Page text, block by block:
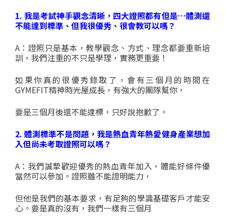
1. 我是考試神手觀念清晰，四大證照都有但是…體測還
不能達到標準、但我很優秀、很會教可以嗎？
A：證照只是基本，教學觀念、方式、理念都要重新培
訓，我們注重的不只是學理，實務更重要！
如果你真的很優秀錄取了，會有三個月的時間在
GYMEFIT精神時光屋成長，有強大的團隊幫你，
要是三個月後還不能達標，只好說抱歉了。
2. 體測標準不是問題，我是熱血青年熱愛健身產業想加
入但尚未考取證照可以嗎？
A：我們誠摯歡迎優秀的熱血青年加入，體能好條件優
當然可以參加。證照雖不能證明能力，
但他是我們的基本要求，有足夠的學識基礎客戶才能安
心。要是真的沒有，我們一樣有三個月